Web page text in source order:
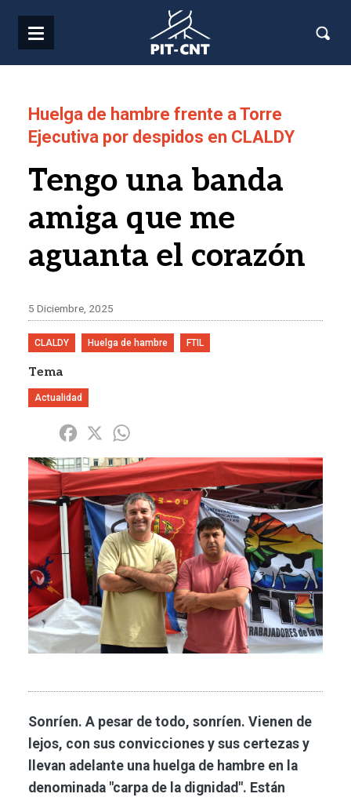
Huelga de hambre frente a Torre
Ejecutiva por despidos en CLALDY
Tengo una banda
amiga que me
aguanta el corazón
5 Diciembre, 2025
CLALDY Huelga de hambre FTIL
Tema
Actualidad
Share Facebook
X
Imagen
Sonríen. A pesar de todo, sonríen. Vienen de
lejos, con sus convicciones y sus certezas y
llevan adelante una huelga de hambre en la
denominada "carpa de la dignidad". Están